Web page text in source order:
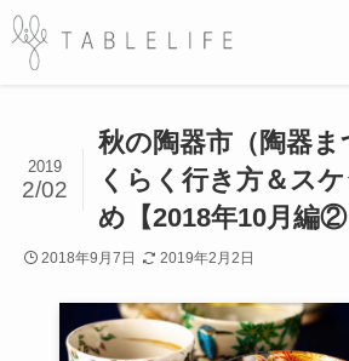
秋の陶器市（陶器ま
くらく行き方＆ス
め【2018年10月編②
2019
2/02
2018年9月7日 2019年2月2日